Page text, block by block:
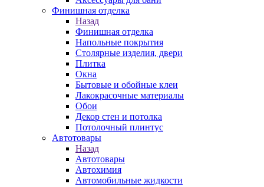
Финишная отделка
Назад
Финишная отделка
Напольные покрытия
Столярные изделия, двери
Плитка
Окна
Бытовые и обойные клеи
Лакокрасочные материалы
Обои
Декор стен и потолка
Потолочный плинтус
Автотовары
Назад
Автотовары
Автохимия
Автомобильные жидкости